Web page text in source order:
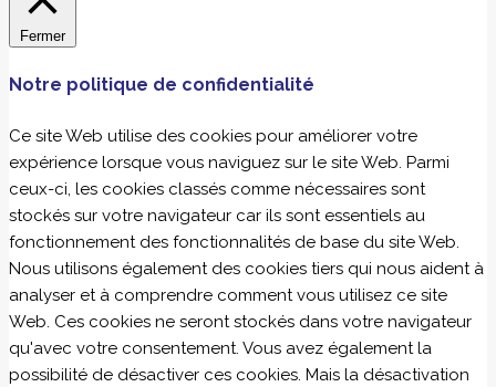
Fermer
Notre politique de confidentialité
Ce site Web utilise des cookies pour améliorer votre
expérience lorsque vous naviguez sur le site Web. Parmi
ceux-ci, les cookies classés comme nécessaires sont
stockés sur votre navigateur car ils sont essentiels au
fonctionnement des fonctionnalités de base du site Web.
Nous utilisons également des cookies tiers qui nous aident à
analyser et à comprendre comment vous utilisez ce site
Web. Ces cookies ne seront stockés dans votre navigateur
qu'avec votre consentement. Vous avez également la
possibilité de désactiver ces cookies. Mais la désactivation